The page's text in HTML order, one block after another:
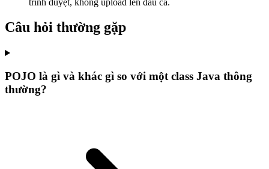
Câu hỏi thường gặp
POJO là gì và khác gì so với một class Java thông
thường?